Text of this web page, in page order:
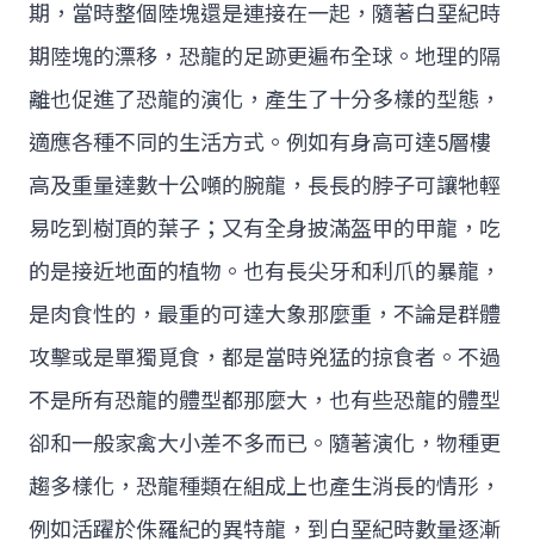
期，當時整個陸塊還是連接在一起，隨著白堊紀時
期陸塊的漂移，恐龍的足跡更遍布全球。地理的隔
離也促進了恐龍的演化，產生了十分多樣的型態，
適應各種不同的生活方式。例如有身高可達5層樓
高及重量達數十公噸的腕龍，長長的脖子可讓牠輕
易吃到樹頂的葉子；又有全身披滿盔甲的甲龍，吃
的是接近地面的植物。也有長尖牙和利爪的暴龍，
是肉食性的，最重的可達大象那麼重，不論是群體
攻擊或是單獨覓食，都是當時兇猛的掠食者。不過
不是所有恐龍的體型都那麼大，也有些恐龍的體型
卻和一般家禽大小差不多而已。隨著演化，物種更
趨多樣化，恐龍種類在組成上也產生消長的情形，
例如活躍於侏羅紀的異特龍，到白堊紀時數量逐漸